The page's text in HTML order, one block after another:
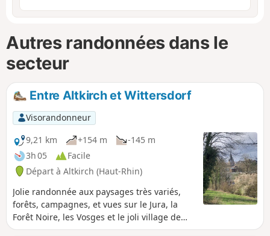
Autres randonnées dans le
secteur
Entre Altkirch et Wittersdorf
Visorandonneur
9,21 km
+154 m
-145 m
3h 05
Facile
Départ à Altkirch (Haut-Rhin)
Jolie randonnée aux paysages très variés,
forêts, campagnes, et vues sur le Jura, la
Forêt Noire, les Vosges et le joli village de
Wittersdorf en contrebas, et Altkirch.